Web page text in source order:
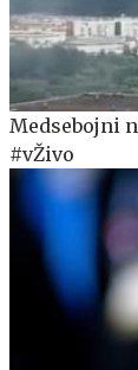
Medsebojni
#vŽivo